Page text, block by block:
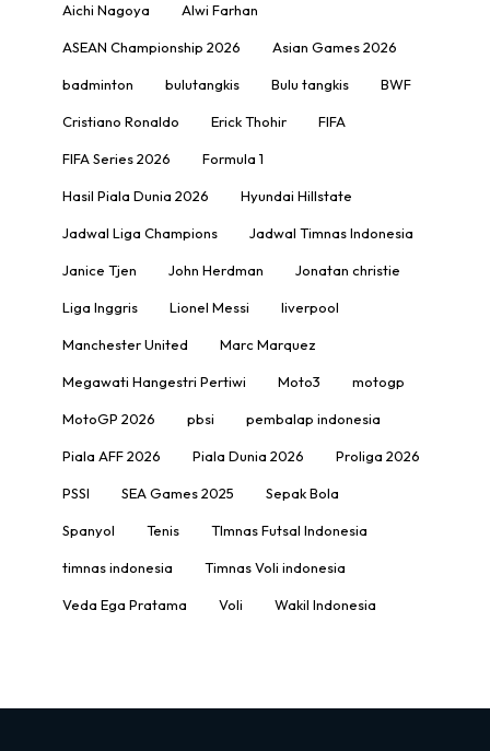
Aichi Nagoya Alwi Farhan
ASEAN Championship 2026 Asian Games 2026
badminton bulutangkis Bulu tangkis BWF
Cristiano Ronaldo Erick Thohir FIFA
FIFA Series 2026 Formula 1
Hasil Piala Dunia 2026 Hyundai Hillstate
Jadwal Liga Champions Jadwal Timnas Indonesia
Janice Tjen John Herdman Jonatan christie
Liga Inggris Lionel Messi liverpool
Manchester United Marc Marquez
Megawati Hangestri Pertiwi Moto3 motogp
MotoGP 2026 pbsi pembalap indonesia
Piala AFF 2026 Piala Dunia 2026 Proliga 2026
PSSI SEA Games 2025 Sepak Bola
Spanyol Tenis TImnas Futsal Indonesia
timnas indonesia Timnas Voli indonesia
Veda Ega Pratama Voli Wakil Indonesia